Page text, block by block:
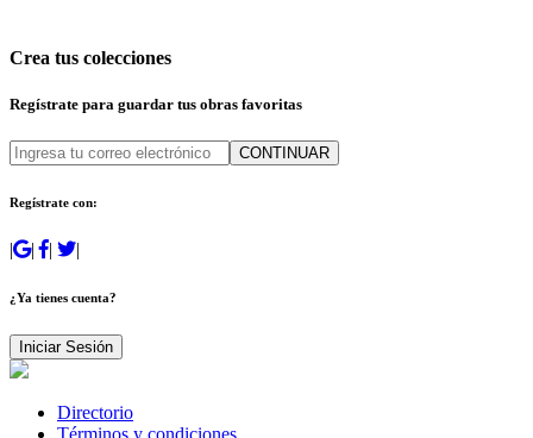
Crea tus colecciones
Regístrate para guardar tus obras favoritas
CONTINUAR
Regístrate con:
| | | |
¿Ya tienes cuenta?
Iniciar Sesión
Directorio
Términos y condiciones